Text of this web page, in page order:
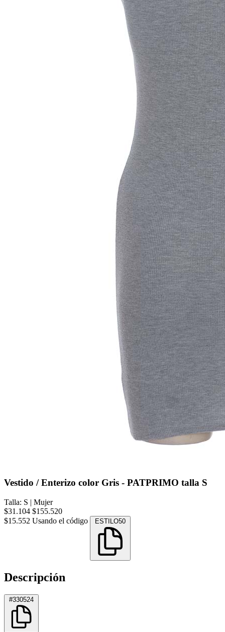
Vestido / Enterizo color Gris - PATPRIMO talla S
Talla: S | Mujer
$31.104 $155.520
$15.552 Usando el código ESTILO50
Descripción
#330524